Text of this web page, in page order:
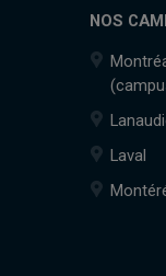
NOS
Laval